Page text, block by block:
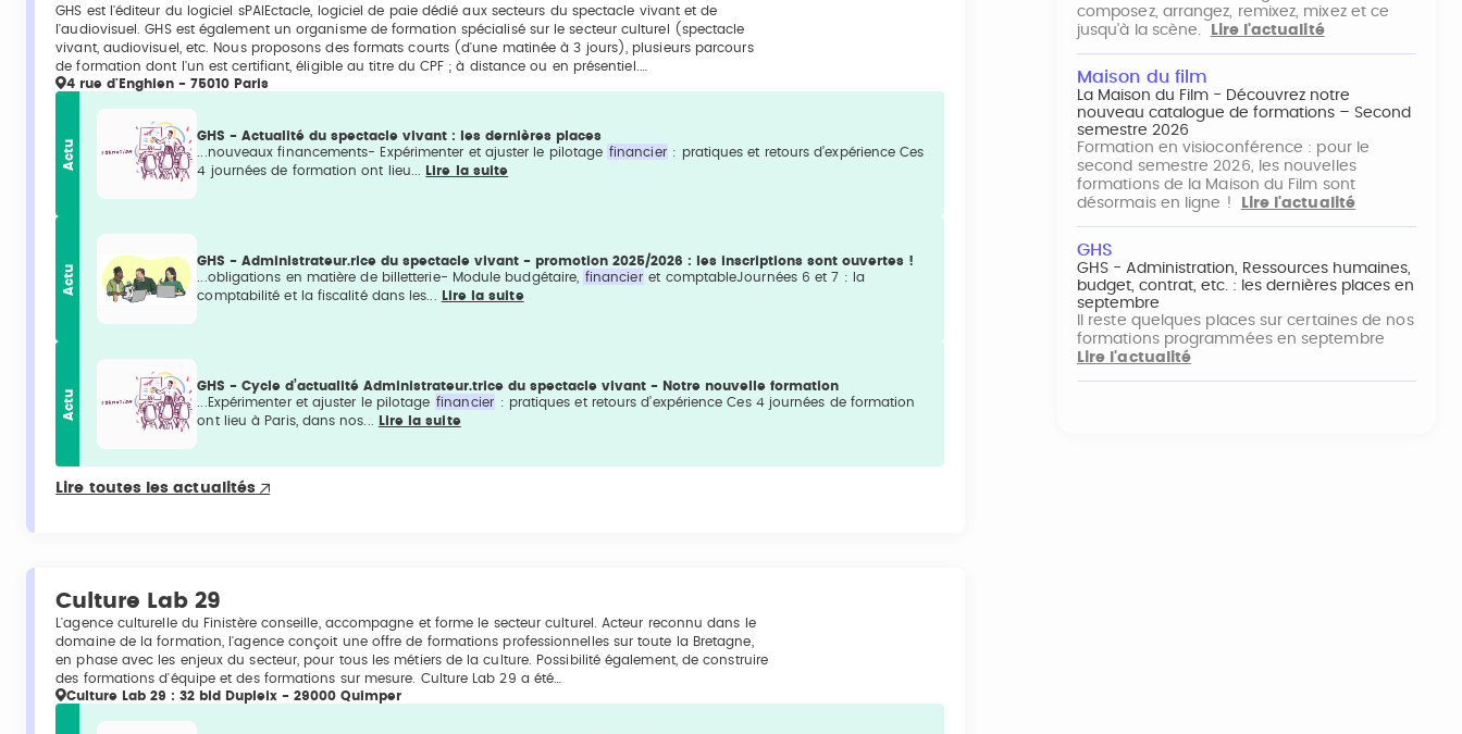
GHS est l'éditeur du logiciel sPAIEctacle, logiciel de paie dédié aux secteurs du spectacle vivant et de
l'audiovisuel. GHS est également un organisme de formation spécialisé sur le secteur culturel (spectacle
vivant, audiovisuel, etc. Nous proposons des formats courts (d'une matinée à 3 jours), plusieurs parcours
de formation dont l'un est certifiant, éligible au titre du CPF ; à distance ou en présentiel.…
4 rue d'Enghien - 75010 Paris
Actu
GHS - Actualité du spectacle vivant : les dernières places
...nouveaux financements- Expérimenter et ajuster le pilotage financier : pratiques et retours d’expérience Ces
4 journées de formation ont lieu...
Lire la suite
Actu
GHS - Administrateur.rice du spectacle vivant - promotion 2025/2026 : les inscriptions sont ouvertes !
...obligations en matière de billetterie- Module budgétaire,
financier et comptableJournées 6 et 7 : la
comptabilité et la fiscalité dans les...
Lire la suite
Actu
GHS - Cycle d’actualité Administrateur.trice du spectacle vivant - Notre nouvelle formation
...Expérimenter et ajuster le pilotage financier : pratiques et retours d’expérience Ces 4 journées de formation
ont lieu à Paris, dans nos...
Lire la suite
Lire toutes les actualités
Culture Lab 29
L'agence culturelle du Finistère conseille, accompagne et forme le secteur culturel. Acteur reconnu dans le
domaine de la formation, l'agence conçoit une offre de formations professionnelles sur toute la Bretagne,
en phase avec les enjeux du secteur, pour tous les métiers de la culture. Possibilité également, de construire
des formations d'équipe et des formations sur mesure. Culture Lab 29 a été…
Culture Lab 29 : 32 bld Dupleix - 29000 Quimper
composez, arrangez, remixez, mixez et ce
jusqu'à la scène.
Lire l'actualité
Maison du film
La Maison du Film - Découvrez notre
nouveau catalogue de formations – Second
semestre 2026
Formation en visioconférence : pour le
second semestre 2026, les nouvelles
formations de la Maison du Film sont
désormais en ligne !
Lire l'actualité
GHS
GHS - Administration, Ressources humaines,
budget, contrat, etc. : les dernières places en
septembre
Il reste quelques places sur certaines de nos
formations programmées en septembre
Lire l'actualité